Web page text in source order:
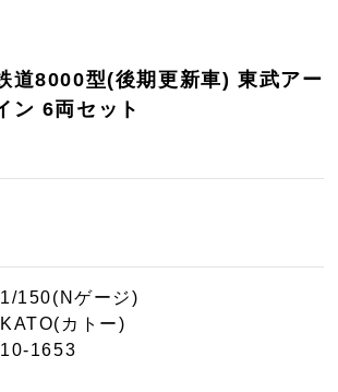
道8000型(後期更新車) 東武アー
ン 6両セット
1/150(Nゲージ)
KATO(カトー)
10-1653